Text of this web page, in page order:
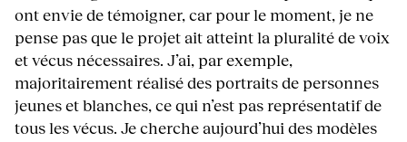
ont envie de témoigner, car pour le moment, je ne
pense pas que le projet ait atteint la pluralité de voix
et vécus nécessaires. J’ai, par exemple,
majoritairement réalisé des portraits de personnes
jeunes et blanches, ce qui n’est pas représentatif de
tous les vécus. Je cherche aujourd’hui des modèles